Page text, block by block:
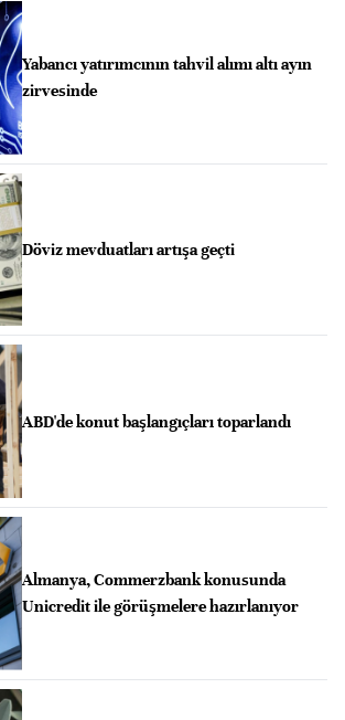
Yabancı yatırımcının tahvil alımı altı ayın
zirvesinde
Döviz mevduatları artışa geçti
ABD'de konut başlangıçları toparlandı
Almanya, Commerzbank konusunda
Unicredit ile görüşmelere hazırlanıyor